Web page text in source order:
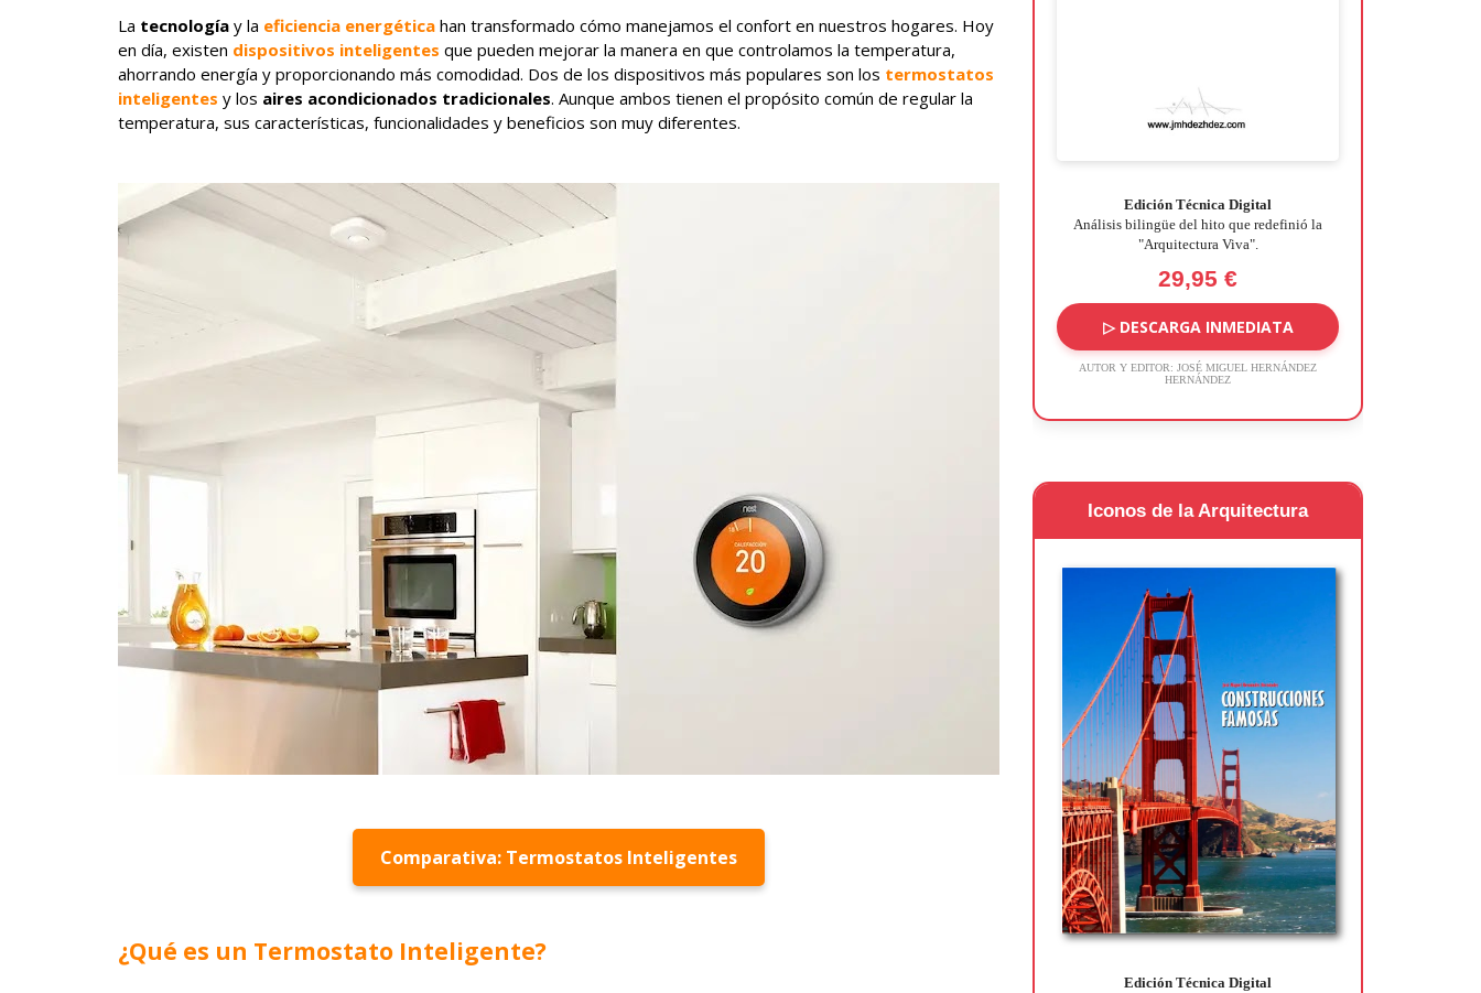
La tecnología y la eficiencia energética han transformado cómo manejamos el confort en nuestros hogares. Hoy
en día, existen dispositivos inteligentes que pueden mejorar la manera en que controlamos la temperatura,
ahorrando energía y proporcionando más comodidad. Dos de los dispositivos más populares son los termostatos
inteligentes y los aires acondicionados tradicionales. Aunque ambos tienen el propósito común de regular la
temperatura, sus características, funcionalidades y beneficios son muy diferentes.
Comparativa: Termostatos Inteligentes
¿Qué es un Termostato Inteligente?
Edición Técnica Digital
Análisis bilingüe del hito que redefinió la
"Arquitectura Viva".
29,95 €
▷ DESCARGA INMEDIATA
AUTOR Y EDITOR: JOSÉ MIGUEL HERNÁNDEZ
HERNÁNDEZ
Iconos de la Arquitectura
Edición Técnica Digital